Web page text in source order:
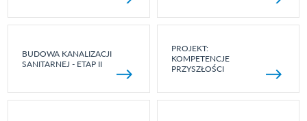
BUDOWA KANALIZACJI
SANITARNEJ - ETAP II
PROJEKT:
KOMPETENCJE
PRZYSZŁOŚCI